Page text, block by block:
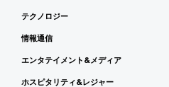
テクノロジー
情報通信
エンタテイメント&メディア
ホスピタリティ&レジャー